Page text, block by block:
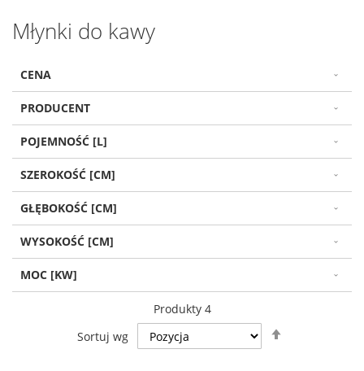
Młynki do kawy
Produkty 4
Sortuj wg
CENA
PRODUCENT
POJEMNOŚĆ [L]
SZEROKOŚĆ [CM]
GŁĘBOKOŚĆ [CM]
WYSOKOŚĆ [CM]
MOC [KW]